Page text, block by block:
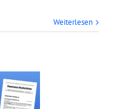
Weiterlesen